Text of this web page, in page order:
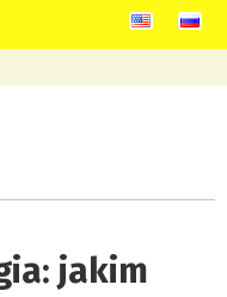
jakim